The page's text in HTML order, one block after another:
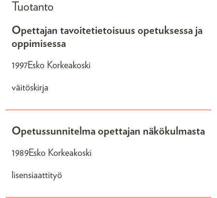
Tuotanto
Opettajan tavoitetietoisuus opetuksessa ja
oppimisessa
1997Esko Korkeakoski
väitöskirja
Opetussunnitelma opettajan näkökulmasta
1989Esko Korkeakoski
lisensiaattityö